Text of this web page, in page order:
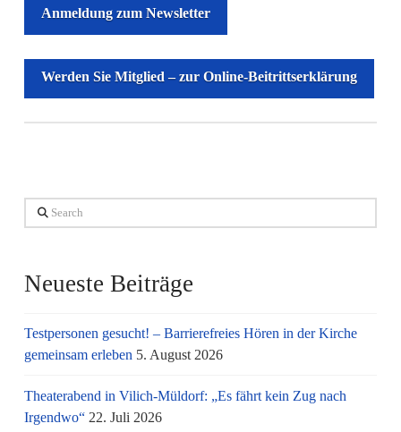
Anmeldung zum Newsletter
Werden Sie Mitglied – zur Online-Beitrittserklärung
Search
Neueste Beiträge
Testpersonen gesucht! – Barrierefreies Hören in der Kirche
gemeinsam erleben 5. August 2026
Theaterabend in Vilich-Müldorf: „Es fährt kein Zug nach
Irgendwo“ 22. Juli 2026